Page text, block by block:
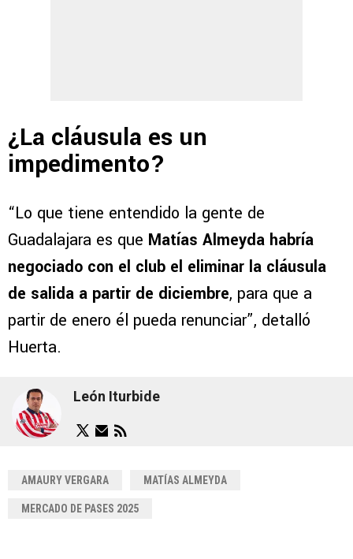
¿La cláusula es un
impedimento?
“Lo que tiene entendido la gente de
Guadalajara es que Matías Almeyda habría
negociado con el club el eliminar la cláusula
de salida a partir de diciembre, para que a
partir de enero él pueda renunciar”, detalló
Huerta.
León Iturbide
AMAURY VERGARA MATÍAS ALMEYDA
MERCADO DE PASES 2025